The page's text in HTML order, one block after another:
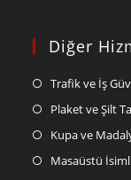
Diğer
Trafik ve İş
Plaket ve Şilt
Kupa ve
Masaüstü